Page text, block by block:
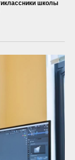
школы